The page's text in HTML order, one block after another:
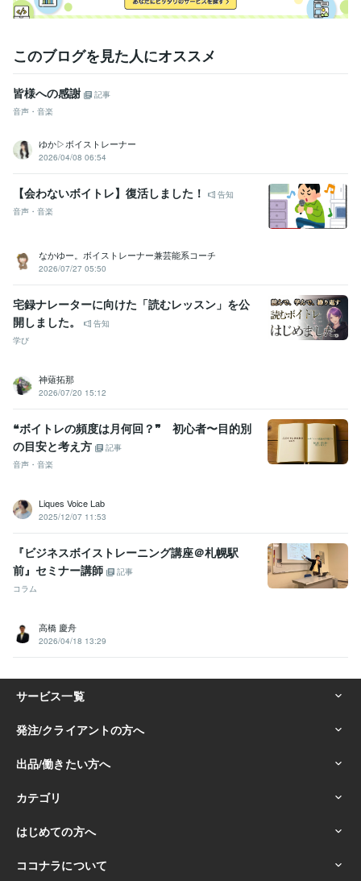
このブログを見た人にオススメ
皆様への感謝
記事
音声・音楽
ゆか▷ボイストレーナー
2026/04/08 06:54
【会わないボイトレ】復活しました！
告知
音声・音楽
なかゆー。ボイストレーナー兼芸能系コーチ
2026/07/27 05:50
宅録ナレーターに向けた「読むレッスン」を公
開しました。
告知
学び
神薙拓那
2026/07/20 15:12
❝ボイトレの頻度は月何回？❞ 初心者〜目的別
の目安と考え方
記事
音声・音楽
Liques Voice Lab
2025/12/07 11:53
『ビジネスボイストレーニング講座＠札幌駅
前』セミナー講師
記事
コラム
高橋 慶舟
2026/04/18 13:29